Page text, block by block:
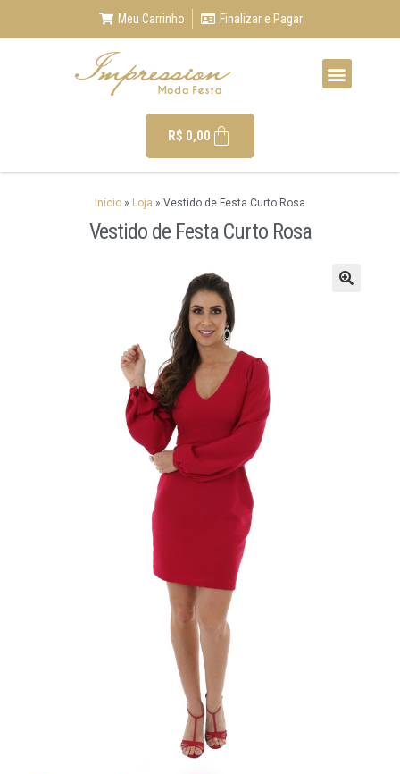
Meu Carrinho Finalizar e Pagar
R$ 0,00
Início » Loja » Vestido de Festa Curto Rosa
Vestido de Festa Curto Rosa